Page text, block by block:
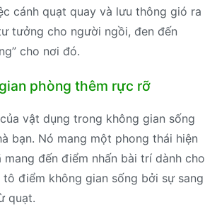
cánh quạt quay và lưu thông gió ra
tưởng cho người ngồi, đen đến
cho nơi đó.
phòng thêm rực rỡ
vật dụng trong không gian sống
bạn. Nó mang một phong thái hiện
mang đến điểm nhấn bài trí dành cho
tô điểm không gian sống bởi sự sang
quạt.